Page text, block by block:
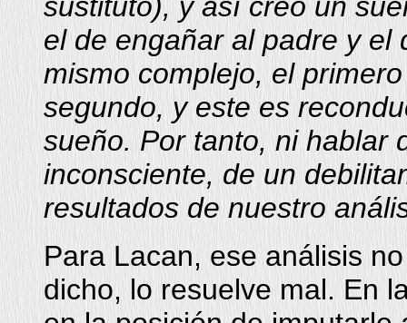
el de engañar al padre y el
mismo complejo, el
segundo, y este es
sueño. Por tanto, ni hablar
inconsciente, de un
resultados de nuestro
Para Lacan, ese análisis
dicho, lo resuelve mal. En